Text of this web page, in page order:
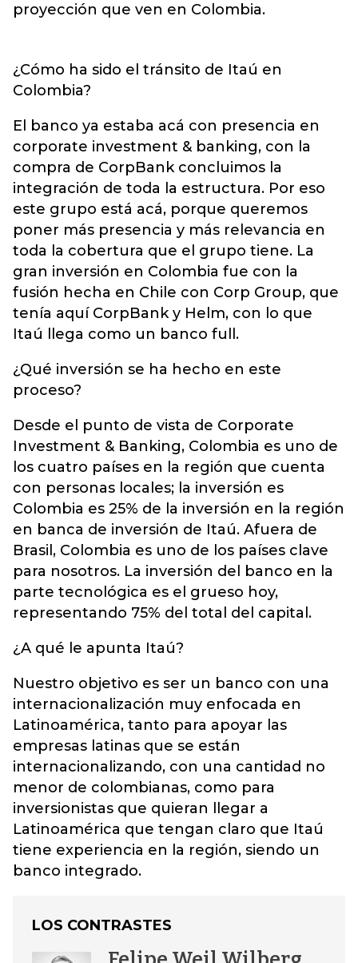
proyección que ven en Colombia.
¿Cómo ha sido el tránsito de Itaú en
Colombia?
El banco ya estaba acá con presencia en
corporate investment & banking, con la
compra de CorpBank concluimos la
integración de toda la estructura. Por eso
este grupo está acá, porque queremos
poner más presencia y más relevancia en
toda la cobertura que el grupo tiene. La
gran inversión en Colombia fue con la
fusión hecha en Chile con Corp Group, que
tenía aquí CorpBank y Helm, con lo que
Itaú llega como un banco full.
¿Qué inversión se ha hecho en este
proceso?
Desde el punto de vista de Corporate
Investment & Banking, Colombia es uno de
los cuatro países en la región que cuenta
con personas locales; la inversión es
Colombia es 25% de la inversión en la región
en banca de inversión de Itaú. Afuera de
Brasil, Colombia es uno de los países clave
para nosotros. La inversión del banco en la
parte tecnológica es el grueso hoy,
representando 75% del total del capital.
¿A qué le apunta Itaú?
Nuestro objetivo es ser un banco con una
internacionalización muy enfocada en
Latinoamérica, tanto para apoyar las
empresas latinas que se están
internacionalizando, con una cantidad no
menor de colombianas, como para
inversionistas que quieran llegar a
Latinoamérica que tengan claro que Itaú
tiene experiencia en la región, siendo un
banco integrado.
LOS CONTRASTES